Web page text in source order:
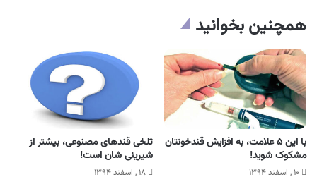
همچنین بخوانید
با این ۵ علامت، به افزایش قندخونتان
مشکوک شوید!
۱۰ , اسفند ۱۳۹۴
تلخی قندهای مصنوعی، بیشتر از
شیرینی شان است!
۱۸ , اسفند ۱۳۹۴